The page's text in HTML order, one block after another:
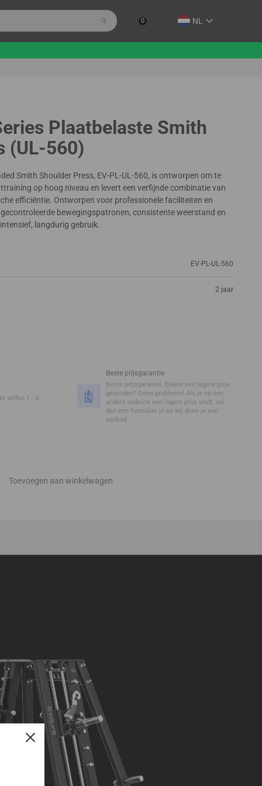
0 NL
Plaatbelaste Smith
(UL-560)
Smith Shoulder Press, EV-PL-UL-560, is ontworpen om te
op hoog niveau en levert een verfijnde combinatie van
efficiëntie. Ontworpen voor professionele faciliteiten en
bewegingspatronen, consistente weerstand en
langdurig gebruik.
EV-PL-UL-560
2 jaar
within 1 - 3
Beste prijsgarantie
Beste prijsgarantie. Elders een lagere prijs
gevonden? Geen probleem! Als je op een
andere website een lagere prijs vindt, vul
dan een formulier in en wij doen je een
aanbod.
Toevoegen aan winkelwagen